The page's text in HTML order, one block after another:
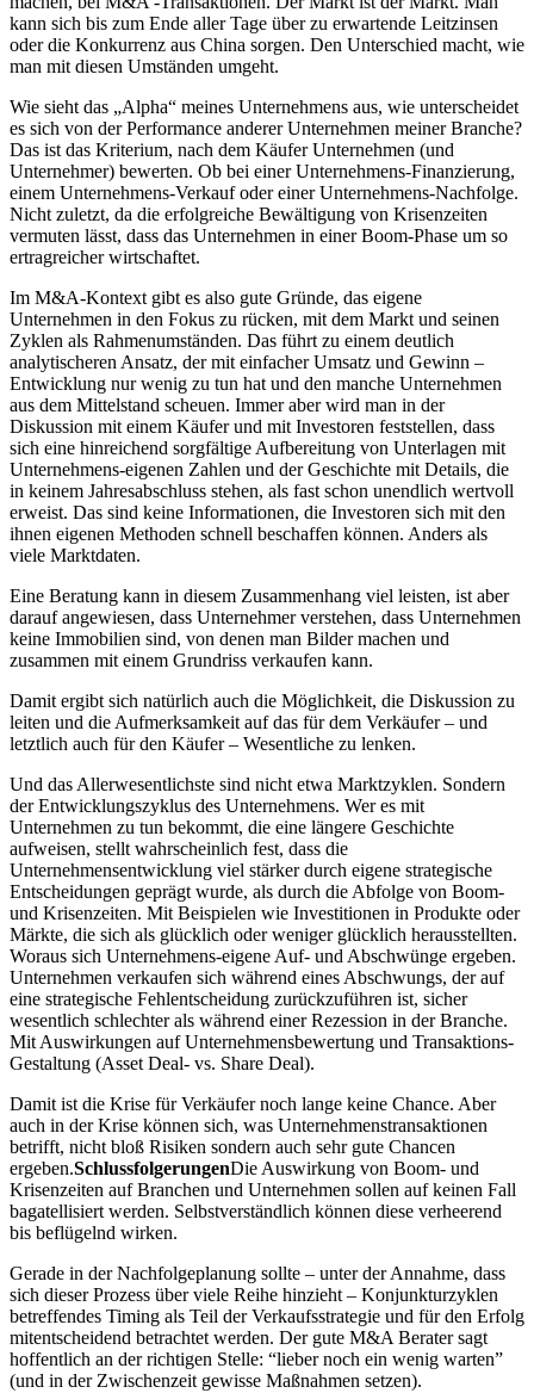
kann sich bis zum Ende aller Tage über zu erwartende Leitzinsen
oder die Konkurrenz aus China sorgen. Den Unterschied macht, wie
man mit diesen Umständen umgeht.
Wie sieht das „Alpha“ meines Unternehmens aus, wie unterscheidet
es sich von der Performance anderer Unternehmen meiner Branche?
Das ist das Kriterium, nach dem Käufer Unternehmen (und
Unternehmer) bewerten. Ob bei einer Unternehmens-Finanzierung,
einem Unternehmens-Verkauf oder einer Unternehmens-Nachfolge.
Nicht zuletzt, da die erfolgreiche Bewältigung von Krisenzeiten
vermuten lässt, dass das Unternehmen in einer Boom-Phase um so
ertragreicher wirtschaftet.
Im M&A-Kontext gibt es also gute Gründe, das eigene
Unternehmen in den Fokus zu rücken, mit dem Markt und seinen
Zyklen als Rahmenumständen. Das führt zu einem deutlich
analytischeren Ansatz, der mit einfacher Umsatz und Gewinn –
Entwicklung nur wenig zu tun hat und den manche Unternehmen
aus dem Mittelstand scheuen. Immer aber wird man in der
Diskussion mit einem Käufer und mit Investoren feststellen, dass
sich eine hinreichend sorgfältige Aufbereitung von Unterlagen mit
Unternehmens-eigenen Zahlen und der Geschichte mit Details, die
in keinem Jahresabschluss stehen, als fast schon unendlich wertvoll
erweist. Das sind keine Informationen, die Investoren sich mit den
ihnen eigenen Methoden schnell beschaffen können. Anders als
viele Marktdaten.
Eine Beratung kann in diesem Zusammenhang viel leisten, ist aber
darauf angewiesen, dass Unternehmer verstehen, dass Unternehmen
keine Immobilien sind, von denen man Bilder machen und
zusammen mit einem Grundriss verkaufen kann.
Damit ergibt sich natürlich auch die Möglichkeit, die Diskussion zu
leiten und die Aufmerksamkeit auf das für dem Verkäufer – und
letztlich auch für den Käufer – Wesentliche zu lenken.
Und das Allerwesentlichste sind nicht etwa Marktzyklen. Sondern
der Entwicklungszyklus des Unternehmens. Wer es mit
Unternehmen zu tun bekommt, die eine längere Geschichte
aufweisen, stellt wahrscheinlich fest, dass die
Unternehmensentwicklung viel stärker durch eigene strategische
Entscheidungen geprägt wurde, als durch die Abfolge von Boom-
und Krisenzeiten. Mit Beispielen wie Investitionen in Produkte oder
Märkte, die sich als glücklich oder weniger glücklich herausstellten.
Woraus sich Unternehmens-eigene Auf- und Abschwünge ergeben.
Unternehmen verkaufen sich während eines Abschwungs, der auf
eine strategische Fehlentscheidung zurückzuführen ist, sicher
wesentlich schlechter als während einer Rezession in der Branche.
Mit Auswirkungen auf Unternehmensbewertung und Transaktions-
Gestaltung (Asset Deal- vs. Share Deal).
Damit ist die Krise für Verkäufer noch lange keine Chance. Aber
auch in der Krise können sich, was Unternehmenstransaktionen
betrifft, nicht bloß Risiken sondern auch sehr gute Chancen
ergeben.SchlussfolgerungenDie Auswirkung von Boom- und
Krisenzeiten auf Branchen und Unternehmen sollen auf keinen Fall
bagatellisiert werden. Selbstverständlich können diese verheerend
bis beflügelnd wirken.
Gerade in der Nachfolgeplanung sollte – unter der Annahme, dass
sich dieser Prozess über viele Reihe hinzieht – Konjunkturzyklen
betreffendes Timing als Teil der Verkaufsstrategie und für den Erfolg
mitentscheidend betrachtet werden. Der gute M&A Berater sagt
hoffentlich an der richtigen Stelle: “lieber noch ein wenig warten”
(und in der Zwischenzeit gewisse Maßnahmen setzen).